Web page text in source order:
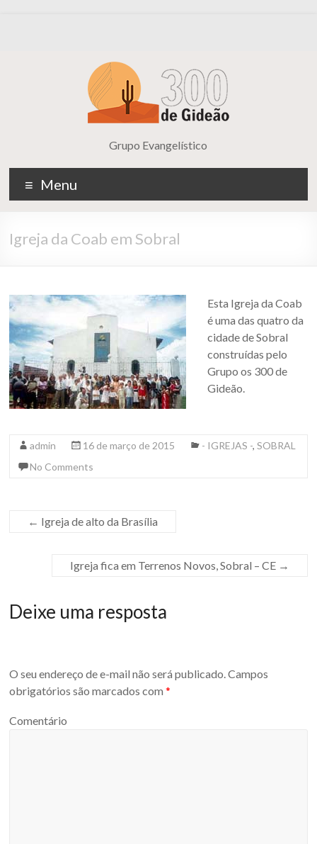
Grupo Evangelístico
Menu
Igreja da Coab em Sobral
Esta Igreja da Coab
é uma das quatro da
cidade de Sobral
construídas pelo
Grupo os 300 de
Gideão.
admin 16 de março de 2015 - IGREJAS -,SOBRAL
No Comments
← Igreja de alto da Brasília
Igreja fica em Terrenos Novos, Sobral – CE →
Deixe uma resposta
O seu endereço de e-mail não será publicado.Campos
obrigatórios são marcados com*
Comentário